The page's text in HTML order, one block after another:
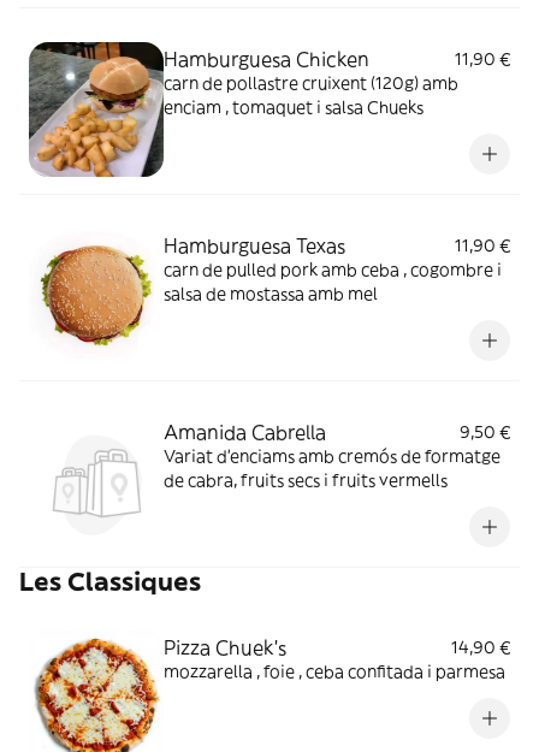
Hamburguesa Chicken
11,90 €
carn de pollastre cruixent (120g) amb
enciam , tomaquet i salsa Chueks
Hamburguesa Texas
11,90 €
carn de pulled pork amb ceba , cogombre i
salsa de mostassa amb mel
Amanida Cabrella
9,50 €
Variat d'enciams amb cremós de formatge
de cabra, fruits secs i fruits vermells
Les Classiques
Pizza Chuek's
14,90 €
mozzarella , foie , ceba confitada i parmesa